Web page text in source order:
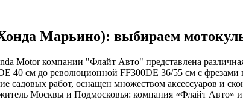
Марьино): выбираем
Motor компании "Флайт Авто" представлена
40 см до революционной FF300DE 36/55 см с
садовых работ, оснащен множеством аксессуаров и
Москвы и Подмосковья: компания «Флайт Авто»